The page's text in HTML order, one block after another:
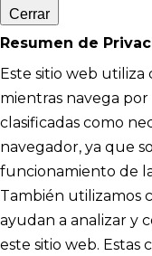
Cerrar
Resumen de
Este sitio web utiliza
mientras navega por
clasificadas como
navegador, ya que
funcionamiento de
También utilizamos
ayudan a analizar y
este sitio web. Estas